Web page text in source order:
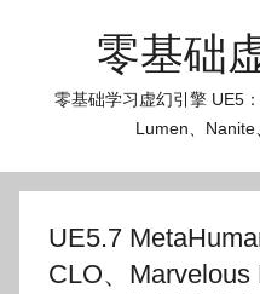
零基础
零基础学习虚幻引擎 UE5
Lumen、Nanite
UE5.7
CLO、